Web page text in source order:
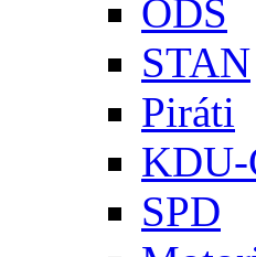
ODS
STAN
Piráti
KDU-
SPD